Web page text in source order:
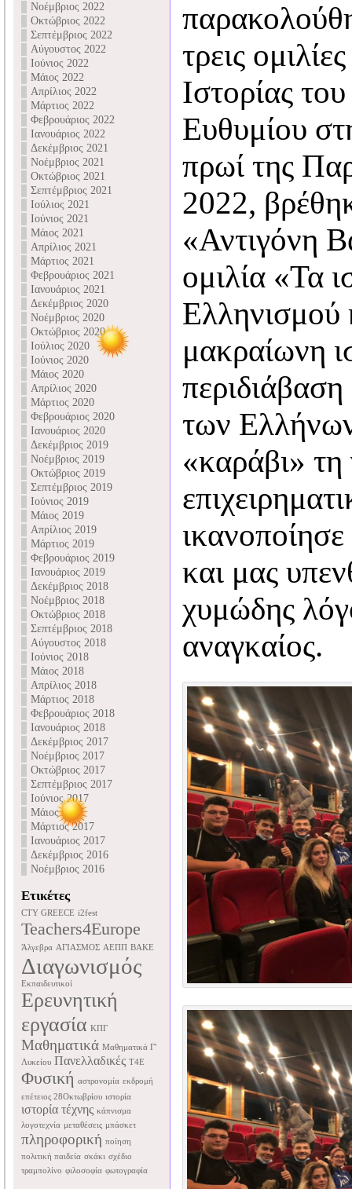
Νοέμβριος 2022
Οκτώβριος 2022
Σεπτέμβριος 2022
Αύγουστος 2022
Ιούνιος 2022
Μάιος 2022
Απρίλιος 2022
Μάρτιος 2022
Φεβρουάριος 2022
Ιανουάριος 2022
Δεκέμβριος 2021
Νοέμβριος 2021
Οκτώβριος 2021
Σεπτέμβριος 2021
Ιούλιος 2021
Ιούνιος 2021
Μάιος 2021
Απρίλιος 2021
Μάρτιος 2021
Φεβρουάριος 2021
Ιανουάριος 2021
Δεκέμβριος 2020
Νοέμβριος 2020
Οκτώβριος 2020
Ιούλιος 2020
Ιούνιος 2020
Μάιος 2020
Απρίλιος 2020
Μάρτιος 2020
Φεβρουάριος 2020
Ιανουάριος 2020
Δεκέμβριος 2019
Νοέμβριος 2019
Οκτώβριος 2019
Σεπτέμβριος 2019
Ιούνιος 2019
Μάιος 2019
Απρίλιος 2019
Μάρτιος 2019
Φεβρουάριος 2019
Ιανουάριος 2019
Δεκέμβριος 2018
Νοέμβριος 2018
Οκτώβριος 2018
Σεπτέμβριος 2018
Αύγουστος 2018
Ιούνιος 2018
Μάιος 2018
Απρίλιος 2018
Μάρτιος 2018
Φεβρουάριος 2018
Ιανουάριος 2018
Δεκέμβριος 2017
Νοέμβριος 2017
Οκτώβριος 2017
Σεπτέμβριος 2017
Ιούνιος 2017
Μάιος 2017
Μάρτιος 2017
Ιανουάριος 2017
Δεκέμβριος 2016
Νοέμβριος 2016
Ετικέτες
CTY GREECE i2fest
Teachers4Europe
Άλγεβρα ΑΓΙΑΣΜΟΣ ΑΕΠΠ ΒΑΚΕ
Διαγωνισμός
Εκπαιδευτικοί
Ερευνητική
εργασία ΚΠΓ
Μαθηματικά Μαθηματικά Γ'
Λυκείου Πανελλαδικές Τ4Ε
Φυσική αστρονομία εκδρομή
επέτειος 28Οκτωβρίου ιστορία
ιστορία τέχνης κάπνισμα
λογοτεχνία μεταθέσεις μπάσκετ
πληροφορική ποίηση
πολιτική παιδεία σκάκι σχέδιο
τραμπολίνο φιλοσοφία φωτογραφία
τρεις
Ιστορίας
Ευθυμίου
πρωί της
2022,
«Αντιγόνη
ομιλία «Τα
Ελληνισμού
μακραίωνη
των
«καράβι»
και μας
χυμώδης
αναγκαίος.